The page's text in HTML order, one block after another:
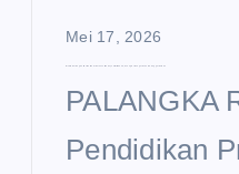
Mei 17, 2026
PALANGKA
Pendidikan